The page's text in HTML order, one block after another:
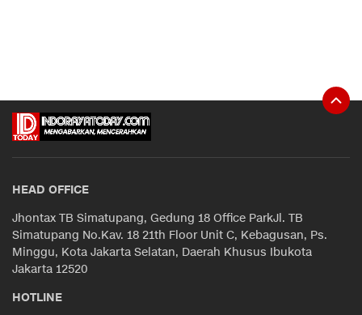
HEAD OFFICE
Jhontax TB Simatupang, Gedung 18 Office ParkJl. TB
Simatupang No.Kav. 18 21th Floor Unit C, Kebagusan, Ps.
Minggu, Kota Jakarta Selatan, Daerah Khusus Ibukota
Jakarta 12520
HOTLINE